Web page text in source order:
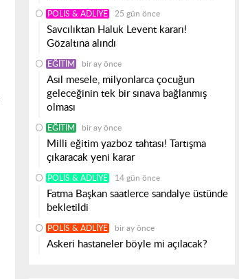
POLIS & ADLIYE 25 gün önce
Savcılıktan Haluk Levent kararı!
Gözaltına alındı
EĞITIM bir ay önce
Asıl mesele, milyonlarca çocuğun
geleceğinin tek bir sınava bağlanmış
olması
EĞITIM bir ay önce
Milli eğitim yazboz tahtası! Tartışma
çıkaracak yeni karar
POLIS & ADLIYE 14 gün önce
Fatma Başkan saatlerce sandalye üstünde
bekletildi
POLIS & ADLIYE bir ay önce
Askeri hastaneler böyle mi açılacak?